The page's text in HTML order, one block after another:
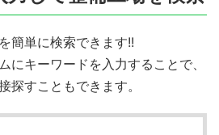
簡単に検索できます!!
にキーワードを入力することで、
探すこともできます。